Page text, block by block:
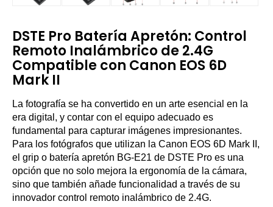
DSTE Pro Batería Apretón: Control
Remoto Inalámbrico de 2.4G
Compatible con Canon EOS 6D
Mark II
La fotografía se ha convertido en un arte esencial en la
era digital, y contar con el equipo adecuado es
fundamental para capturar imágenes impresionantes.
Para los fotógrafos que utilizan la Canon EOS 6D Mark II,
el grip o batería apretón BG-E21 de DSTE Pro es una
opción que no solo mejora la ergonomía de la cámara,
sino que también añade funcionalidad a través de su
innovador control remoto inalámbrico de 2.4G.